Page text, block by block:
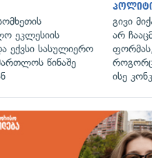
ეკლესიის
ექვსი სასულიერო
წინაშე
გივი
არ
ისე